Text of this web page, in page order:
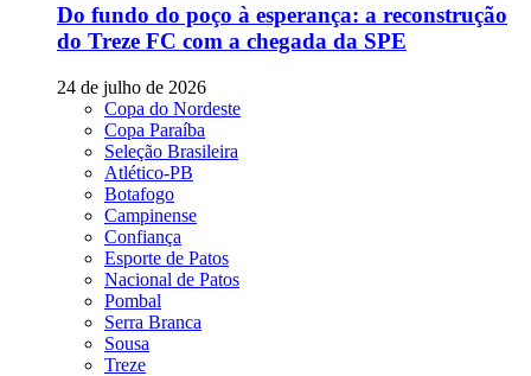
Do fundo do poço à esperança: a reconstrução
do Treze FC com a chegada da SPE
24 de julho de 2026
Copa do Nordeste
Copa Paraíba
Seleção Brasileira
Atlético-PB
Botafogo
Campinense
Confiança
Esporte de Patos
Nacional de Patos
Pombal
Serra Branca
Sousa
Treze